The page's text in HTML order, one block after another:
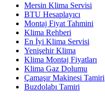
Mersin Klima Servisi
BTU Hesaplayıcı
Montaj Fiyat Tahmini
Klima Rehberi
En İyi Klima Servisi
Yenişehir Klima
Klima Montaj Fiyatları
Klima Gaz Dolumu
Çamaşır Makinesi Tamiri
Buzdolabı Tamiri